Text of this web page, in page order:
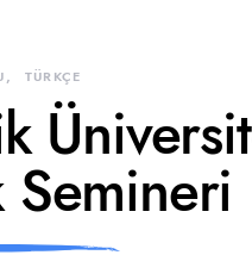
TÜRKÇE